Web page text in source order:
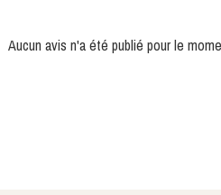
Aucun avis n'a été publié pour le